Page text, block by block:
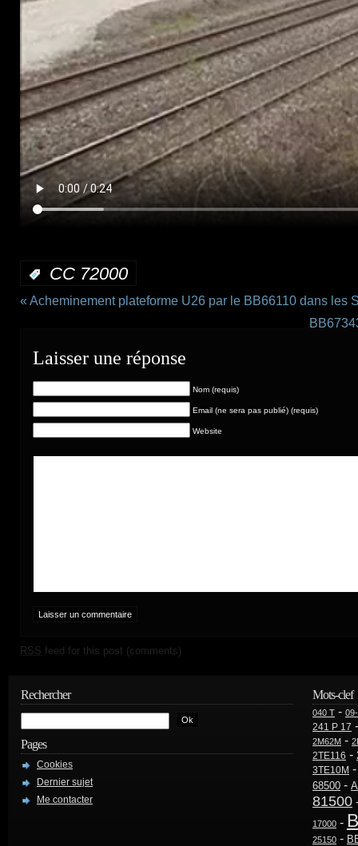
CC 72000
« Acheminement plateforme U26 par le BB66110 dans les
Laisser une réponse
Nom (requis)
Email (ne sera pas publié) (requis)
Website
RSS feed for this post (comments)
Rechercher
Pages
Cookies
Dernier sujet
Me contacter
Mots-clef
040 T -
241 P 17
2M62M -
2TE116 -
3TE10M
68500 -
81500
17000 -
25150 -